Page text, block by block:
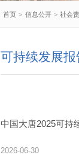
首页 > 信息公开 > 社会
可持续发展报
中国大唐2025可持
2026-06-30